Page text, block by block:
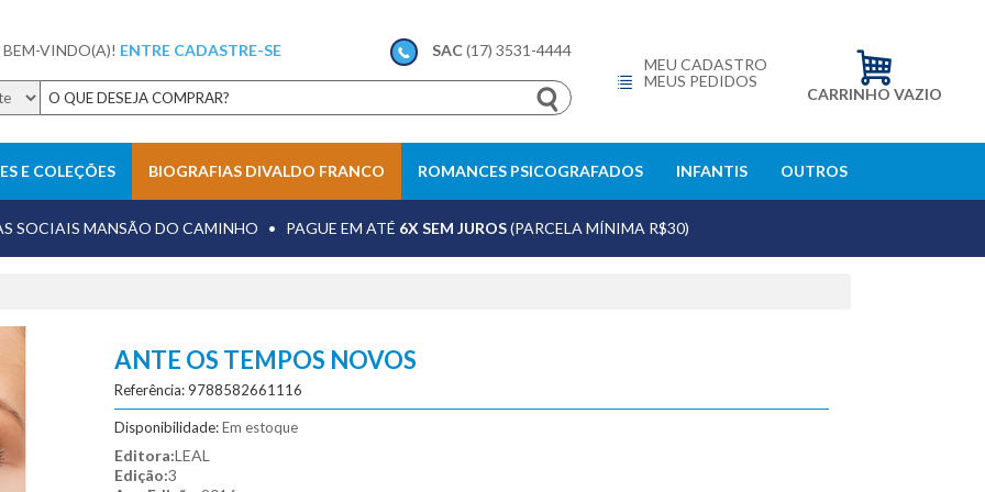
BEM-VINDO(A)! ENTRE CADASTRE-SE SAC(17) 3531-4444
Veja mais resultados
MEU CADASTRO
MEUS PEDIDOS
CARRINHO VAZIO
E COLEÇÕES BIOGRAFIAS DIVALDO FRANCO ROMANCES PSICOGRAFADOS INFANTIS OUTROS
SOCIAIS MANSÃO DO CAMINHO • PAGUE EM ATÉ 6X SEM JUROS(PARCELA MÍNIMA R$30)
ANTE OS TEMPOS NOVOS
Referência: 9788582661116
Disponibilidade:Em estoque
Editora:LEAL
Edição:3